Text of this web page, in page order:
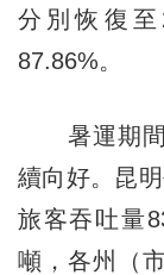
分別恢復至
87.86%。
暑運期間
續向好。昆
旅客吞吐量
噸，各州（